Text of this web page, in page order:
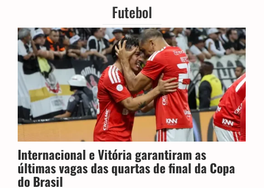
Futebol
Internacional e Vitória garantiram as
últimas vagas das quartas de final da Copa
do Brasil